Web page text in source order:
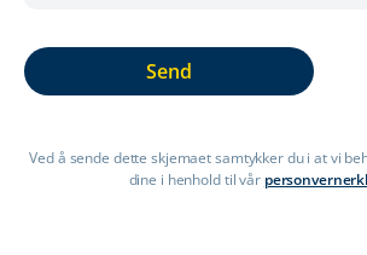
Ved å sende dette skjemaet samtykker du i at vi
dine i henhold til vår